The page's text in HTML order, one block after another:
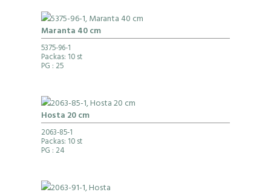
Maranta 40 cm
5375-96-1
Packas: 10 st
PG : 25
Hosta 20 cm
2063-85-1
Packas: 10 st
PG : 24